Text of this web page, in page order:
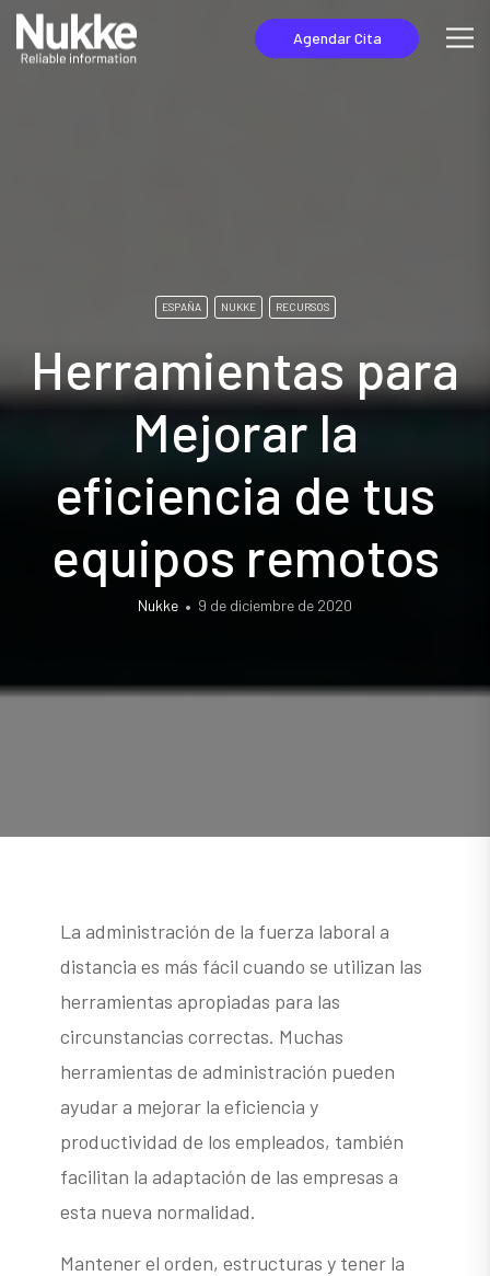
Agendar Cita
ESPAÑA NUKKE RECURSOS
Herramientas para
Mejorar la
eficiencia de tus
equipos remotos
Nukke 9 de diciembre de 2020
La administración de la fuerza laboral a
distancia es más fácil cuando se utilizan las
herramientas apropiadas para las
circunstancias correctas. Muchas
herramientas de administración pueden
ayudar a mejorar la eficiencia y
productividad de los empleados, también
facilitan la adaptación de las empresas a
esta nueva normalidad.
Mantener el orden, estructuras y tener la